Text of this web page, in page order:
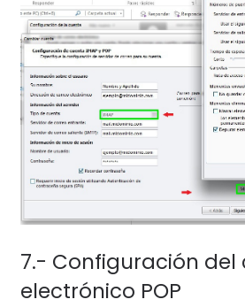
7.- Configuración del
electrónico POP